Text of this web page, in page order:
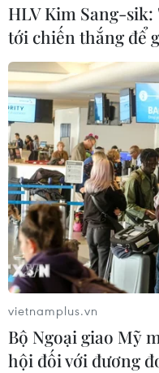
HLV Kim Sang-
tới chiến thắng để
vietnamplus.vn
Bộ Ngoại giao Mỹ
hội đối với đương